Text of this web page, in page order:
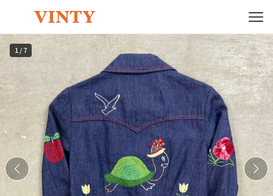
1 /7